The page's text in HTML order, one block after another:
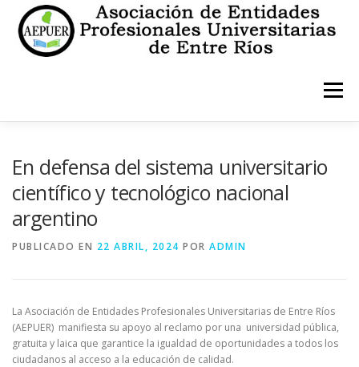
contenido
Menú
CONTACTO
En defensa del sistema universitario
científico y tecnológico nacional
argentino
PUBLICADO EN 22 ABRIL, 2024 POR ADMIN
La Asociación de Entidades Profesionales Universitarias de Entre Ríos
(AEPUER) manifiesta su apoyo al reclamo por una universidad pública,
gratuita y laica que garantice la igualdad de oportunidades a todos los
ciudadanos al acceso a la educación de calidad.